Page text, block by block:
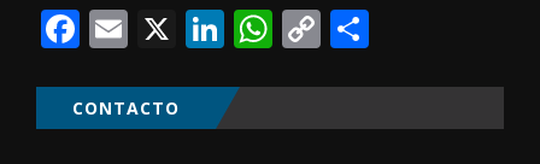
Facebook
Email
X LinkedIn
WhatsApp
Copy
CONTACTO